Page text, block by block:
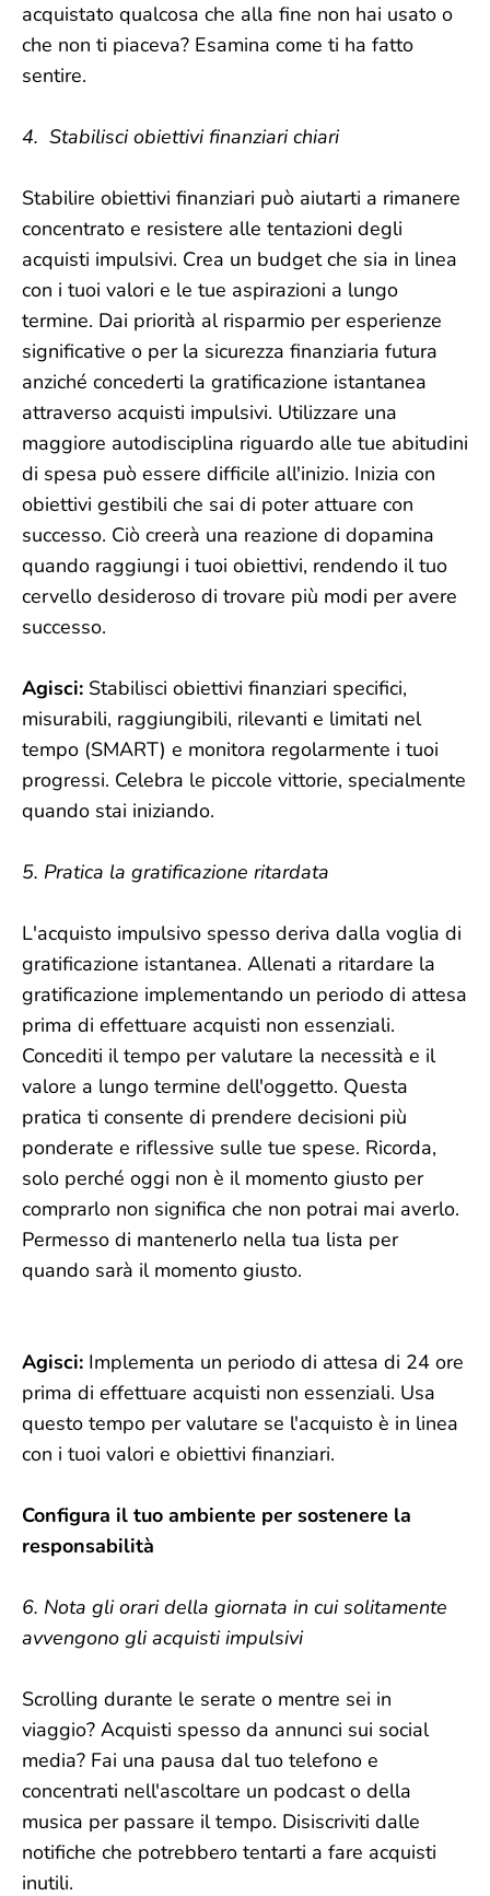
acquistato qualcosa che alla fine non hai usato o
che non ti piaceva? Esamina come ti ha fatto
sentire.
4. Stabilisci obiettivi finanziari chiari
Stabilire obiettivi finanziari può aiutarti a rimanere
concentrato e resistere alle tentazioni degli
acquisti impulsivi. Crea un budget che sia in linea
con i tuoi valori e le tue aspirazioni a lungo
termine. Dai priorità al risparmio per esperienze
significative o per la sicurezza finanziaria futura
anziché concederti la gratificazione istantanea
attraverso acquisti impulsivi. Utilizzare una
maggiore autodisciplina riguardo alle tue abitudini
di spesa può essere difficile all'inizio. Inizia con
obiettivi gestibili che sai di poter attuare con
successo. Ciò creerà una reazione di dopamina
quando raggiungi i tuoi obiettivi, rendendo il tuo
cervello desideroso di trovare più modi per avere
successo.
Agisci: Stabilisci obiettivi finanziari specifici,
misurabili, raggiungibili, rilevanti e limitati nel
tempo (SMART) e monitora regolarmente i tuoi
progressi. Celebra le piccole vittorie, specialmente
quando stai iniziando.
5. Pratica la gratificazione ritardata
L'acquisto impulsivo spesso deriva dalla voglia di
gratificazione istantanea. Allenati a ritardare la
gratificazione implementando un periodo di attesa
prima di effettuare acquisti non essenziali.
Concediti il tempo per valutare la necessità e il
valore a lungo termine dell'oggetto. Questa
pratica ti consente di prendere decisioni più
ponderate e riflessive sulle tue spese. Ricorda,
solo perché oggi non è il momento giusto per
comprarlo non significa che non potrai mai averlo.
Permesso di mantenerlo nella tua lista per
quando sarà il momento giusto.
Agisci: Implementa un periodo di attesa di 24 ore
prima di effettuare acquisti non essenziali. Usa
questo tempo per valutare se l'acquisto è in linea
con i tuoi valori e obiettivi finanziari.
Configura il tuo ambiente per sostenere la
responsabilità
6. Nota gli orari della giornata in cui solitamente
avvengono gli acquisti impulsivi
Scrolling durante le serate o mentre sei in
viaggio? Acquisti spesso da annunci sui social
media? Fai una pausa dal tuo telefono e
concentrati nell'ascoltare un podcast o della
musica per passare il tempo. Disiscriviti dalle
notifiche che potrebbero tentarti a fare acquisti
inutili.